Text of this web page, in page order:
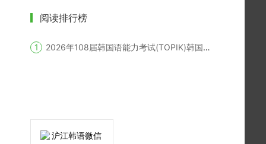
阅读排行榜
2026年108届韩国语能力考试(TOPIK)韩国报名时间